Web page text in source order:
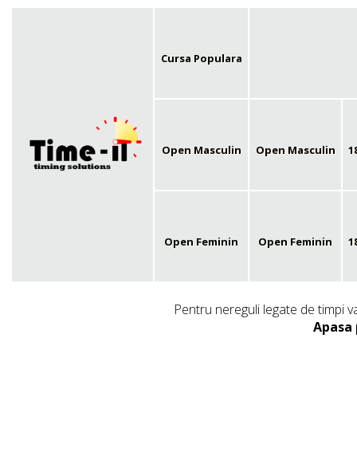
Cursa Populara
Open Masculin Open Masculin
Open Feminin Open Feminin
Pentru nereguli legate de timpi
Apasa